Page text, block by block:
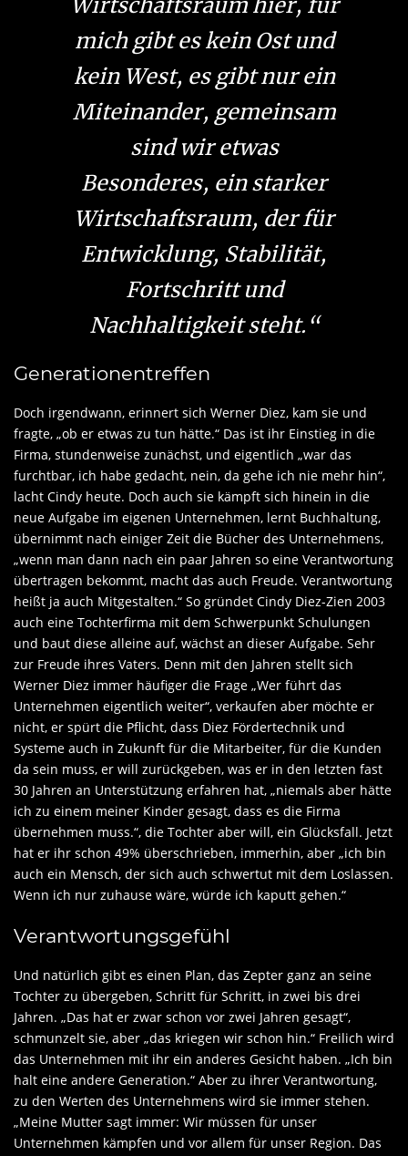
mich gibt es kein Ost und
kein West, es gibt nur ein
Miteinander, gemeinsam
sind wir etwas
Besonderes, ein starker
Wirtschaftsraum, der für
Entwicklung, Stabilität,
Fortschritt und
Nachhaltigkeit steht.“
Generationentreffen
Doch irgendwann, erinnert sich Werner Diez, kam sie und
fragte, „ob er etwas zu tun hätte.“ Das ist ihr Einstieg in die
Firma, stundenweise zunächst, und eigentlich „war das
furchtbar, ich habe gedacht, nein, da gehe ich nie mehr hin“,
lacht Cindy heute. Doch auch sie kämpft sich hinein in die
neue Aufgabe im eigenen Unternehmen, lernt Buchhaltung,
übernimmt nach einiger Zeit die Bücher des Unternehmens,
„wenn man dann nach ein paar Jahren so eine Verantwortung
übertragen bekommt, macht das auch Freude. Verantwortung
heißt ja auch Mitgestalten.“ So gründet Cindy Diez-Zien 2003
auch eine Tochterfirma mit dem Schwerpunkt Schulungen
und baut diese alleine auf, wächst an dieser Aufgabe. Sehr
zur Freude ihres Vaters. Denn mit den Jahren stellt sich
Werner Diez immer häufiger die Frage „Wer führt das
Unternehmen eigentlich weiter“, verkaufen aber möchte er
nicht, er spürt die Pflicht, dass Diez Fördertechnik und
Systeme auch in Zukunft für die Mitarbeiter, für die Kunden
da sein muss, er will zurückgeben, was er in den letzten fast
30 Jahren an Unterstützung erfahren hat, „niemals aber hätte
ich zu einem meiner Kinder gesagt, dass es die Firma
übernehmen muss.“, die Tochter aber will, ein Glücksfall. Jetzt
hat er ihr schon 49% überschrieben, immerhin, aber „ich bin
auch ein Mensch, der sich auch schwertut mit dem Loslassen.
Wenn ich nur zuhause wäre, würde ich kaputt gehen.“
Verantwortungsgefühl
Und natürlich gibt es einen Plan, das Zepter ganz an seine
Tochter zu übergeben, Schritt für Schritt, in zwei bis drei
Jahren. „Das hat er zwar schon vor zwei Jahren gesagt“,
schmunzelt sie, aber „das kriegen wir schon hin.“ Freilich wird
das Unternehmen mit ihr ein anderes Gesicht haben. „Ich bin
halt eine andere Generation.“ Aber zu ihrer Verantwortung,
zu den Werten des Unternehmens wird sie immer stehen.
„Meine Mutter sagt immer: Wir müssen für unser
Unternehmen kämpfen und vor allem für unser Region. Das